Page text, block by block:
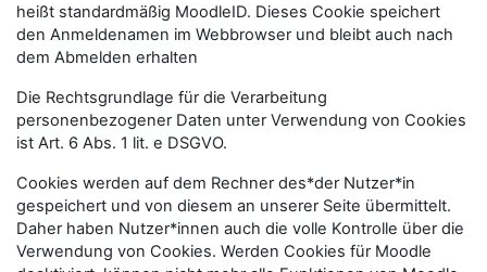
heißt standardmäßig MoodleID. Dieses Cookie speichert
den Anmeldenamen im Webbrowser und bleibt auch nach
dem Abmelden erhalten
Die Rechtsgrundlage für die Verarbeitung
personenbezogener Daten unter Verwendung von Cookies
ist Art. 6 Abs. 1 lit. e DSGVO.
Cookies werden auf dem Rechner des*der Nutzer*in
gespeichert und von diesem an unserer Seite übermittelt.
Daher haben Nutzer*innen auch die volle Kontrolle über die
Verwendung von Cookies. Werden Cookies für Moodle